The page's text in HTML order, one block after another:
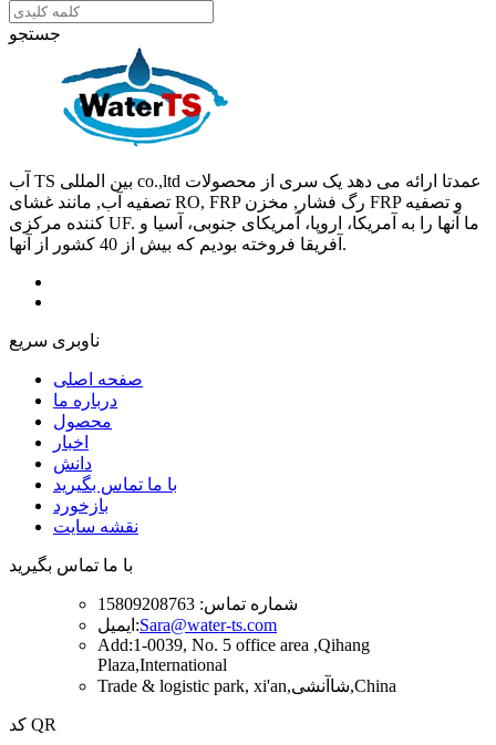
جستجو
آب TS بین المللی co.,ltd عمدتا ارائه می دهد یک سری از محصولات
تصفیه آب, مانند غشای RO, FRP رگ فشار, مخزن FRP و تصفیه
کننده مرکزی UF. ما آنها را به آمریکا، اروپا، آمریکای جنوبی، آسیا و
آفریقا فروخته بودیم که بیش از 40 کشور از آنها.
ناوبری سریع
صفحه اصلی
درباره ما
محصول
اخبار
دانش
با ما تماس بگیرید
بازخورد
نقشه سایت
با ما تماس بگیرید
شماره تماس: 15809208763
ایمیل:Sara@water-ts.com
Add:1-0039, No. 5 office area ,Qihang
Plaza,International
Trade & logistic park, xi'an,شاآنشی,China
کد QR